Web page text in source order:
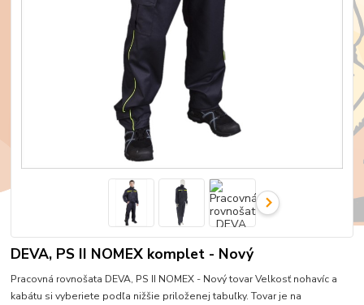
DEVA, PS II NOMEX komplet - Nový
Pracovná rovnošata DEVA, PS II NOMEX - Nový tovar Velkosť nohavíc a
kabátu si vyberiete podľa nižšie priloženej tabuľky. Tovar je na